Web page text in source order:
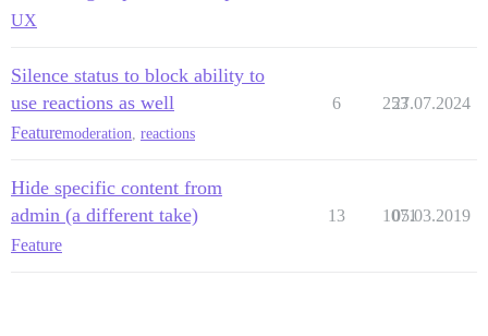
UX
Silence status to block ability to
use reactions as well
Featuremoderation reactions
6 253
27.07.2024
Hide specific content from
admin (a different take)
Feature
13 1071
05.03.2019